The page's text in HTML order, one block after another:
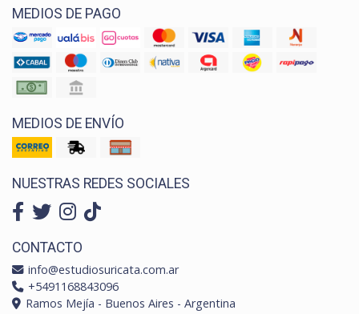
MEDIOS DE PAGO
MEDIOS DE ENVÍO
NUESTRAS REDES SOCIALES
CONTACTO
info@estudiosuricata.com.ar
+5491168843096
Ramos Mejía - Buenos Aires - Argentina